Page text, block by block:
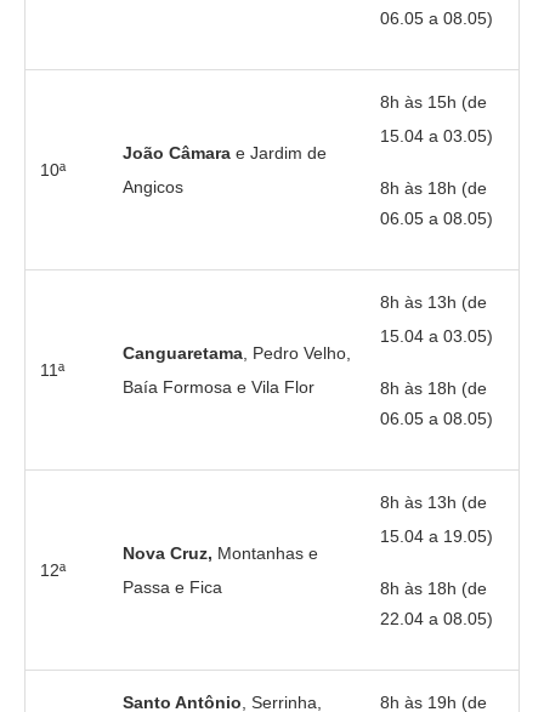
06.05 a 08.05)
10ª
João Câmara e Jardim de
Angicos
8h às 15h (de
15.04 a 03.05)
8h às 18h (de
06.05 a 08.05)
11ª
Canguaretama, Pedro Velho,
Baía Formosa e Vila Flor
8h às 13h (de
15.04 a 03.05)
8h às 18h (de
06.05 a 08.05)
12ª
Nova Cruz, Montanhas e
Passa e Fica
8h às 13h (de
15.04 a 19.05)
8h às 18h (de
22.04 a 08.05)
Santo Antônio, Serrinha, 8h às 19h (de